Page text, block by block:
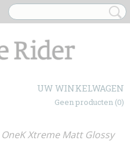
UW WINKELWAGEN
Geen producten (0)
OneK Xtreme Matt Glossy